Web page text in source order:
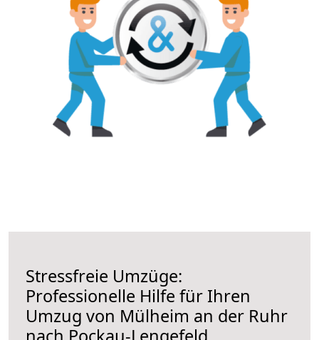
Stressfreie Umzüge:
Professionelle Hilfe für Ihren
Umzug von Mülheim an der Ruhr